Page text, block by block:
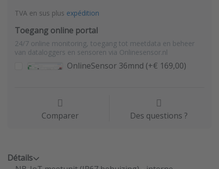
TVA en sus plus expédition
Toegang online portal
24/7 online monitoring, toegang tot meetdata en beheer
van dataloggers en sensoren via Onlinesensor.nl
OnlineSensor 36mnd (+€ 169,00)
Comparer Des questions ?
Détails